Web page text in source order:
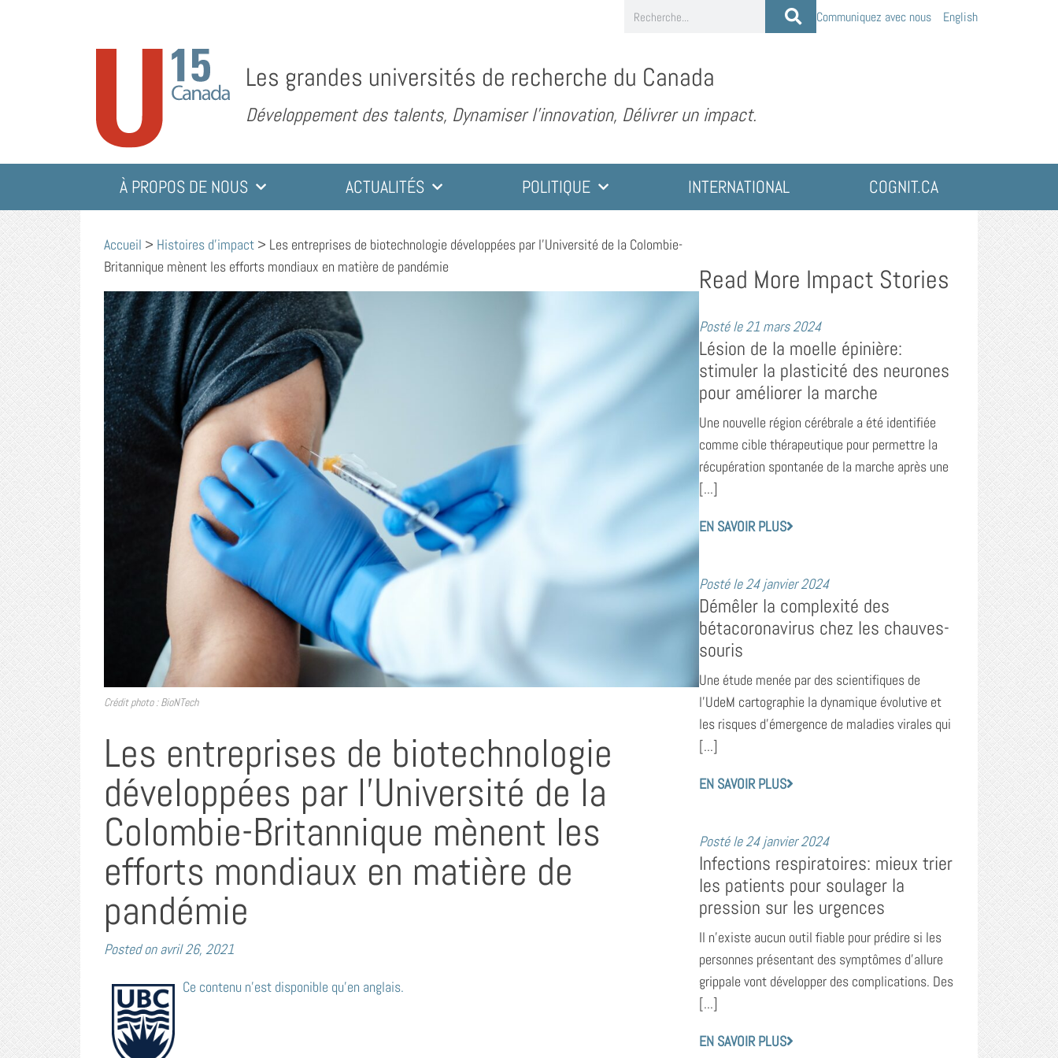
Communiquez avec nous English
Les grandes universités de recherche du Canada
Développement des talents, Dynamiser l’innovation, Délivrer un impact.
À PROPOS DE NOUS ACTUALITÉS POLITIQUE INTERNATIONAL COGNIT.CA
Accueil > Histoires d'impact > Les entreprises de biotechnologie développées par l’Université de la Colombie-
Britannique mènent les efforts mondiaux en matière de pandémie
Crédit photo : BioNTech
Les entreprises de biotechnologie
développées par l’Université de la
Colombie-Britannique mènent les
efforts mondiaux en matière de
pandémie
Posted on avril 26, 2021
Ce contenu n’est disponible qu’en anglais.
Read More Impact Stories
Posté le21 mars 2024
Lésion de la moelle épinière:
stimuler la plasticité des neurones
pour améliorer la marche
Une nouvelle région cérébrale a été identifiée
comme cible thérapeutique pour permettre la
récupération spontanée de la marche après une
[...]
EN SAVOIR PLUS
Posté le24 janvier 2024
Démêler la complexité des
bétacoronavirus chez les chauves-
souris
Une étude menée par des scientifiques de
l’UdeM cartographie la dynamique évolutive et
les risques d’émergence de maladies virales qui
[...]
EN SAVOIR PLUS
Posté le24 janvier 2024
Infections respiratoires: mieux trier
les patients pour soulager la
pression sur les urgences
Il n’existe aucun outil fiable pour prédire si les
personnes présentant des symptômes d’allure
grippale vont développer des complications. Des
[...]
EN SAVOIR PLUS